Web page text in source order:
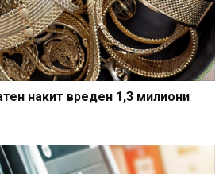
накит вреден 1,3 милиони